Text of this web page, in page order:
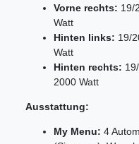
Vorne rechts: 19/
Watt
Hinten links: 19/
Watt
Hinten rechts:
2000 Watt
Ausstattung:
My Menu: 4